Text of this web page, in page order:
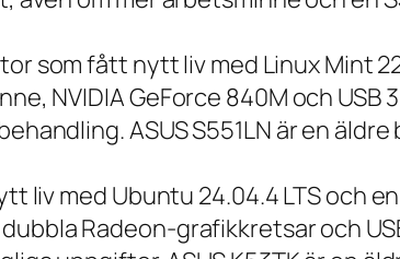
som fått nytt liv med Linux Mint
NVIDIA GeForce 840M och
ASUS S551LN är en
liv med Ubuntu 24.04.4 LTS och
Radeon-grafikkretsar och